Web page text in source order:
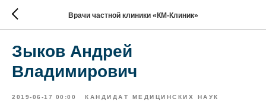
Врачи частной клиники «КМ-Клиник»
Зыков Андрей
Владимирович
2019-06-17 00:00 КАНДИДАТ МЕДИЦИНСКИХ НАУК